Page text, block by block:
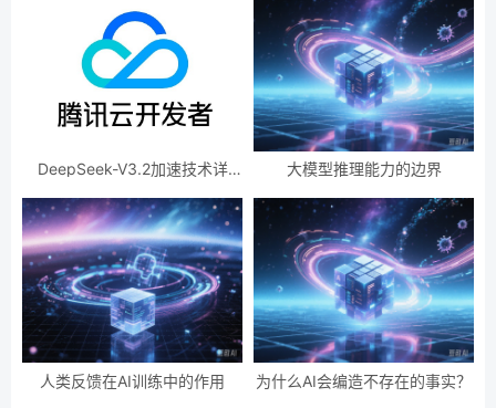
DeepSeek-V3.2加速技术详
大模型推理能力的边界
人类反馈在AI训练中的作用 为什么AI会编造不存在的事实？